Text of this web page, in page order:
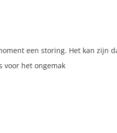
een storing. Het kan zijn
voor het ongemak